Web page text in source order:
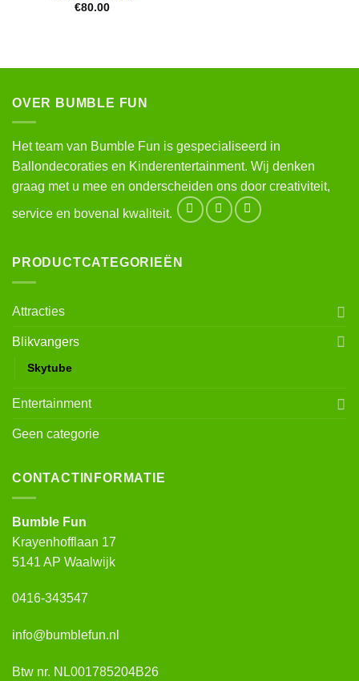
€80.00
OVER BUMBLE FUN
Het team van Bumble Fun is gespecialiseerd in
Ballondecoraties en Kinderentertainment. Wij denken
graag met u mee en onderscheiden ons door creativiteit,
service en bovenal kwaliteit.
PRODUCTCATEGORIEËN
Attracties
Blikvangers
Skytube
Entertainment
Geen categorie
CONTACTINFORMATIE
Bumble Fun
Krayenhofflaan 17
5141 AP Waalwijk
0416-343547
info@bumblefun.nl
Btw nr. NL001785204B26